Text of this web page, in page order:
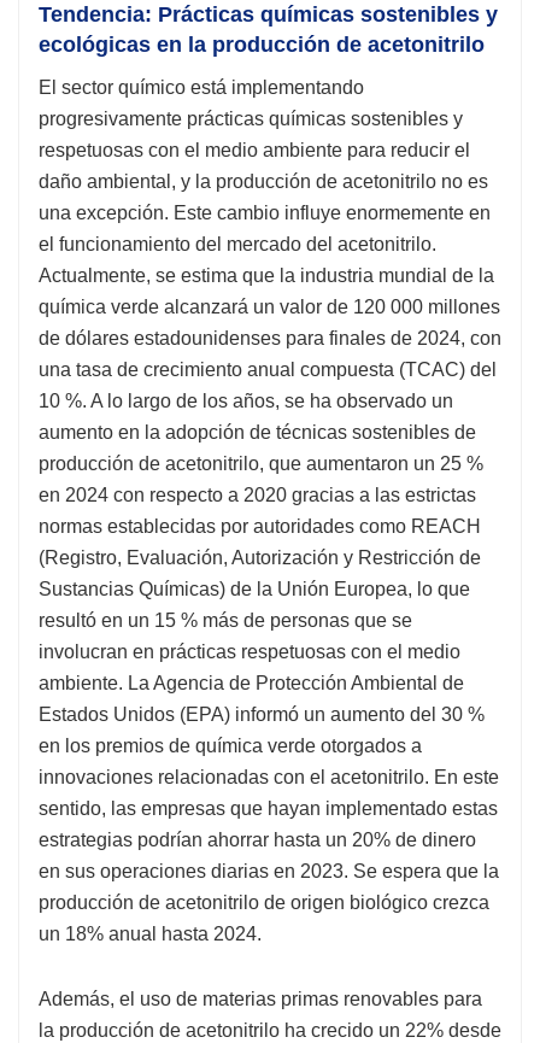
Tendencia: Prácticas químicas sostenibles y
ecológicas en la producción de acetonitrilo
El sector químico está implementando
progresivamente prácticas químicas sostenibles y
respetuosas con el medio ambiente para reducir el
daño ambiental, y la producción de acetonitrilo no es
una excepción. Este cambio influye enormemente en
el funcionamiento del mercado del acetonitrilo.
Actualmente, se estima que la industria mundial de la
química verde alcanzará un valor de 120 000 millones
de dólares estadounidenses para finales de 2024, con
una tasa de crecimiento anual compuesta (TCAC) del
10 %. A lo largo de los años, se ha observado un
aumento en la adopción de técnicas sostenibles de
producción de acetonitrilo, que aumentaron un 25 %
en 2024 con respecto a 2020 gracias a las estrictas
normas establecidas por autoridades como REACH
(Registro, Evaluación, Autorización y Restricción de
Sustancias Químicas) de la Unión Europea, lo que
resultó en un 15 % más de personas que se
involucran en prácticas respetuosas con el medio
ambiente. La Agencia de Protección Ambiental de
Estados Unidos (EPA) informó un aumento del 30 %
en los premios de química verde otorgados a
innovaciones relacionadas con el acetonitrilo. En este
sentido, las empresas que hayan implementado estas
estrategias podrían ahorrar hasta un 20% de dinero
en sus operaciones diarias en 2023. Se espera que la
producción de acetonitrilo de origen biológico crezca
un 18% anual hasta 2024.
Además, el uso de materias primas renovables para
la producción de acetonitrilo ha crecido un 22% desde